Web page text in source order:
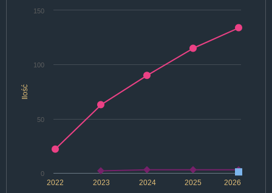
Ilość
2022 2024 2026
2023 2025
0
50
100
150